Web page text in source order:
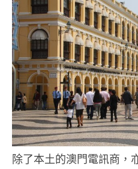
除了本土的澳門電訊商，